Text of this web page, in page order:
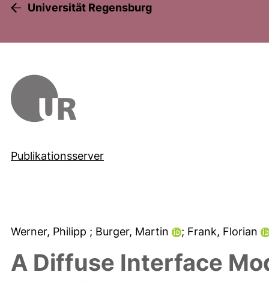
Universität Regensburg
Publikationsserver
Werner, Philipp ; Burger, Martin ; Frank, Florian
A Diffuse Interface